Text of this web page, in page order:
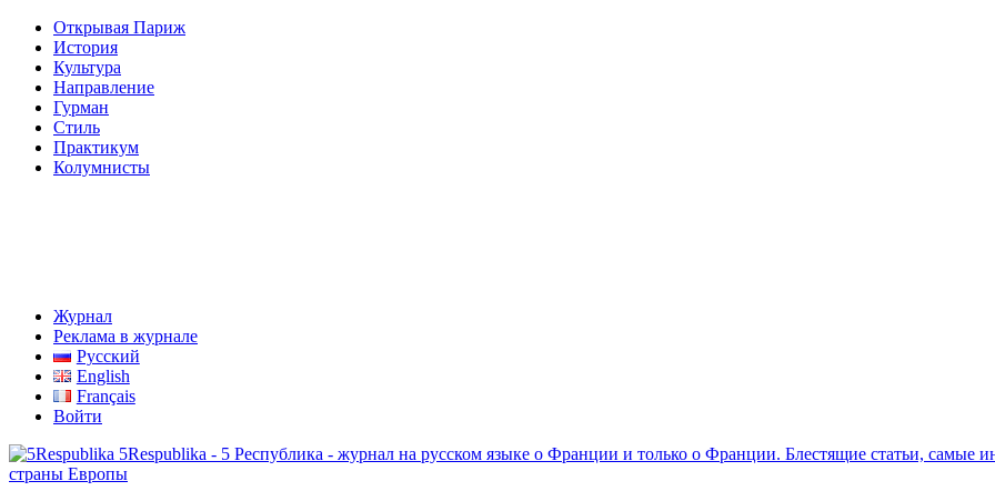
Открывая Париж
История
Культура
Направление
Гурман
Стиль
Практикум
Колумнисты
Журнал
Реклама в журнале
Русский
English
Français
Войти
5Respublika - 5 Республика - журнал на русском языке о Франции и только о Франции. Блестящие статьи, самые
страны Европы